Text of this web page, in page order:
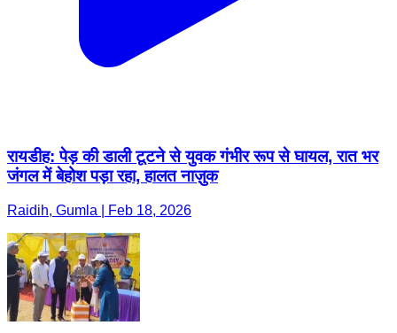
रायडीह: पेड़ की डाली टूटने से युवक गंभीर रूप से घायल, रात भर
जंगल में बेहोश पड़ा रहा, हालत नाज़ुक
Raidih, Gumla | Feb 18, 2026